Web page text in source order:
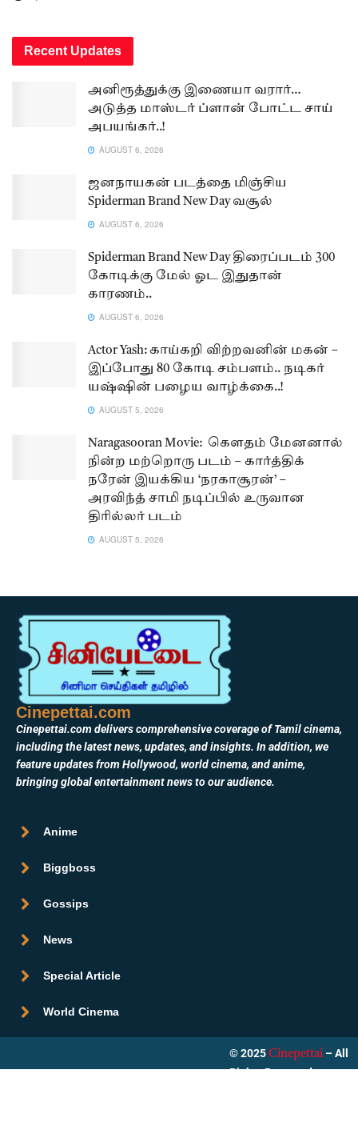
Recent Updates
அனிரூத்துக்கு இணையா வரார்…
அடுத்த மாஸ்டர் ப்ளான் போட்ட சாய்
அபயங்கர்..!
AUGUST 6, 2026
ஜனநாயகன் படத்தை மிஞ்சிய
Spiderman Brand New Day வசூல்
AUGUST 6, 2026
Spiderman Brand New Day திரைப்படம் 300
கோடிக்கு மேல் ஓட இதுதான்
காரணம்..
AUGUST 6, 2026
Actor Yash: காய்கறி விற்றவனின் மகன் –
இப்போது 80 கோடி சம்பளம்.. நடிகர்
யஷ்ஷின் பழைய வாழ்க்கை..!
AUGUST 5, 2026
Naragasooran Movie: கௌதம் மேனனால்
நின்ற மற்றொரு படம் – கார்த்திக்
நரேன் இயக்கிய ‘நரகாசூரன்’ –
அரவிந்த் சாமி நடிப்பில் உருவான
திரில்லர் படம்
AUGUST 5, 2026
Cinepettai.com
Cinepettai.com delivers comprehensive coverage of Tamil cinema,
including the latest news, updates, and insights. In addition, we
feature updates from Hollywood, world cinema, and anime,
bringing global entertainment news to our audience.
Anime
Biggboss
Gossips
News
Special Article
World Cinema
© 2025 Cinepettai – All
Rights Reserved